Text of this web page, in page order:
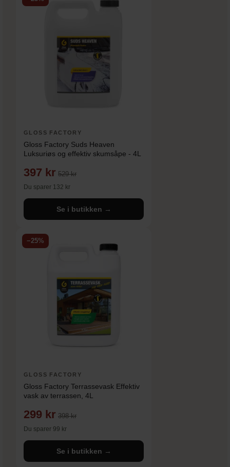
GLOSS FACTORY
Gloss Factory Suds Heaven
Luksuriøs og effektiv skumsåpe - 4L
397 kr 529 kr
Du sparer 132 kr
Se i butikken →
−25%
GLOSS FACTORY
Gloss Factory Terrassevask Effektiv
vask av terrassen, 4L
299 kr 398 kr
Du sparer 99 kr
Se i butikken →